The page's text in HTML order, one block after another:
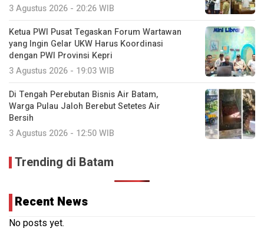
3 Agustus 2026 - 20:26 WIB
Ketua PWI Pusat Tegaskan Forum Wartawan
yang Ingin Gelar UKW Harus Koordinasi
dengan PWI Provinsi Kepri
3 Agustus 2026 - 19:03 WIB
Di Tengah Perebutan Bisnis Air Batam,
Warga Pulau Jaloh Berebut Setetes Air
Bersih
3 Agustus 2026 - 12:50 WIB
Trending di Batam
Recent News
No posts yet.